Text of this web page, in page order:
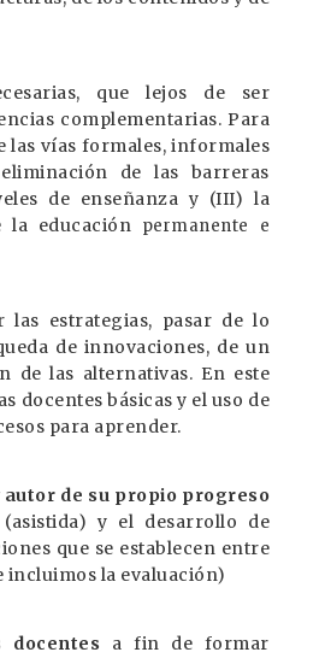
que lejos de ser
complementarias. Para
las vías formales, informales
de las barreras
de enseñanza y (III) la
la educación permanente e
estrategias, pasar de lo
de innovaciones, de un
de las alternativas. En este
docentes básicas y el uso de
para aprender.
de su propio progreso
y el desarrollo de
que se establecen entre
incluimos la evaluación)
docentes a fin de formar